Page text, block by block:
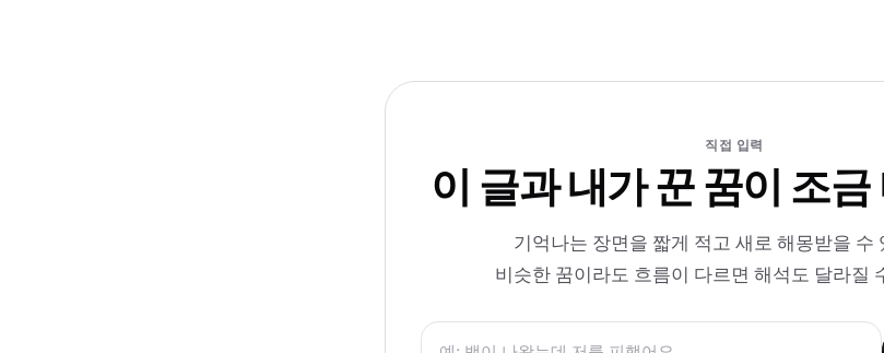
직접 입력
이 글과 내가 꾼 꿈이 조
기억나는 장면을 짧게 적고 새로 해몽받을 수
비슷한 꿈이라도 흐름이 다르면 해석도 달라질